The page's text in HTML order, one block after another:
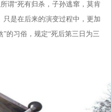
谓“死有归杀，子孙逃窜，莫肯
只是在后来的演变过程中，更加
的习俗，规定“死后第三日为三